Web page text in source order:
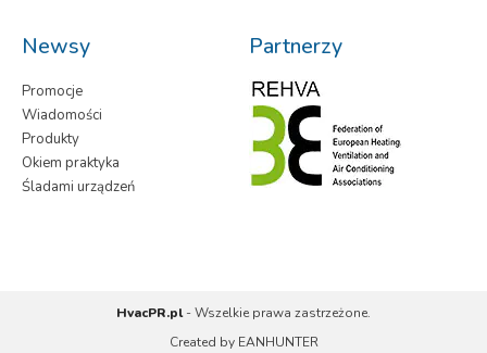
Newsy
Promocje
Wiadomości
Produkty
Okiem praktyka
Śladami urządzeń
Partnerzy
HvacPR.pl- Wszelkie prawa zastrzeżone.
Created by EANHUNTER